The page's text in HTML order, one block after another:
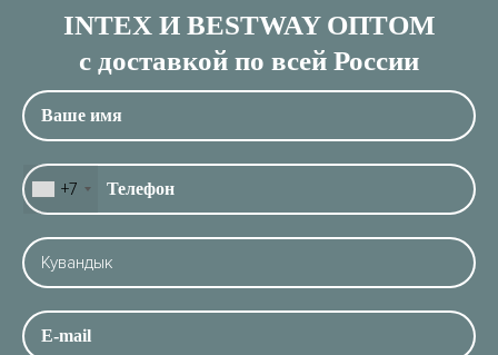
INTEX И BESTWAY ОПТОМ
с доставкой по всей России
+7